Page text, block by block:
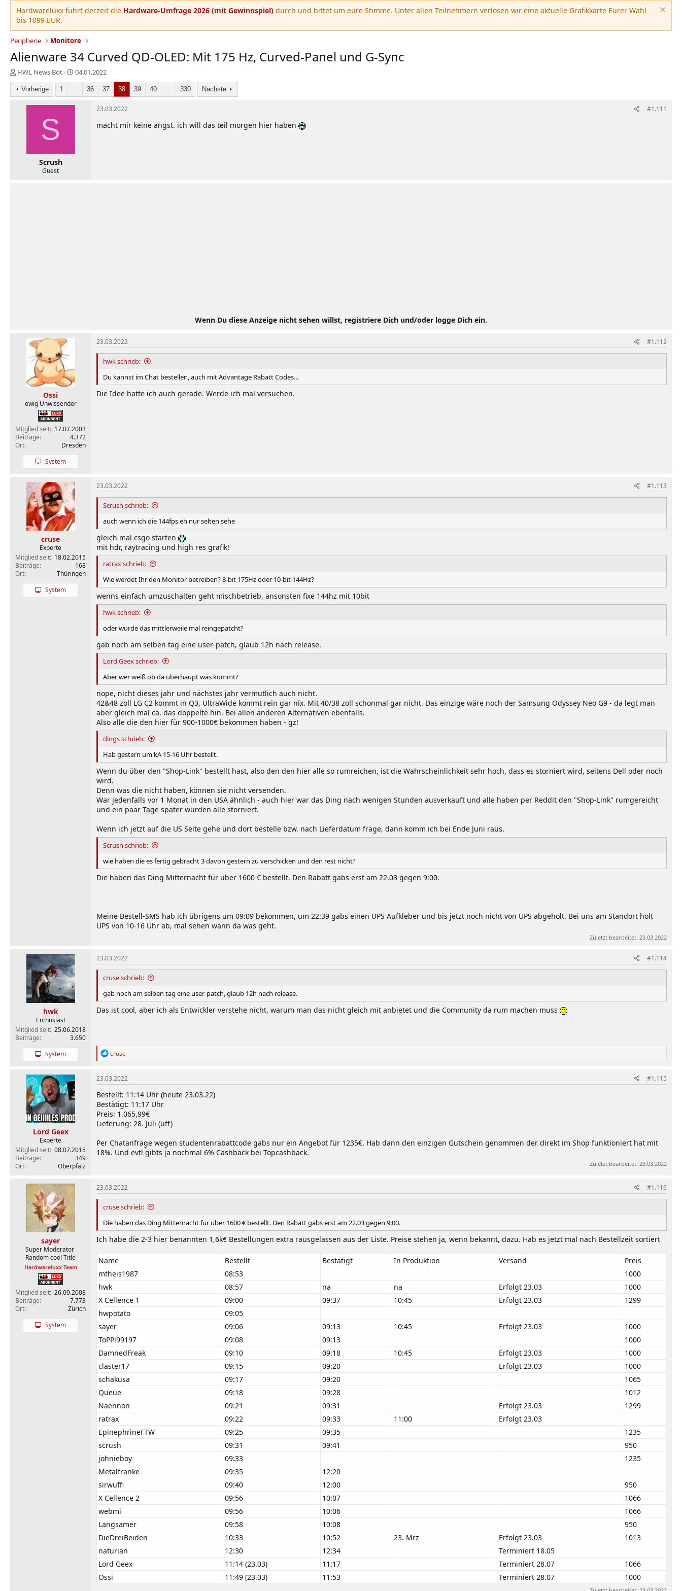
Hardwareluxx führt derzeit die Hardware-Umfrage 2026 (mit Gewinnspiel) durch und bittet um eure Stimme. Unter allen Teilnehmern verlosen wir eine aktuelle Grafikkarte Eurer Wahl
bis 1099 EUR.
Peripherie Monitore
Alienware 34 Curved QD-OLED: Mit 175 Hz, Curved-Panel und G-Sync
E
r
s
t
HWL News Bot
E
r
s
t
e
m
04.01.2022
Vorherige 1 ... 36 37 38 39 40 ... 330 Nächste
S
Scrush
Guest
23.03.2022 #1.111
macht mir keine angst. ich will das teil morgen hier haben
Wenn Du diese Anzeige nicht sehen willst, registriere Dich und/oder logge Dich ein.
Ossi
ewig Unwissender
Mitglied seit 17.07.2003
Beiträge
4.372
Ort
Dresden
System
23.03.2022 #1.112
hwk schrieb:
Du kannst im Chat bestellen, auch mit Advantage Rabatt Codes...
Die Idee hatte ich auch gerade. Werde ich mal versuchen.
cruse
Experte
Mitglied seit 18.02.2015
Beiträge
168
Ort
Thüringen
System
23.03.2022 #1.113
Scrush schrieb:
auch wenn ich die 144fps eh nur selten sehe
gleich mal csgo starten
mit hdr, raytracing und high res grafik!
ratrax schrieb:
Wie werdet Ihr den Monitor betreiben? 8-bit 175Hz oder 10-bit 144Hz?
wenns einfach umzuschalten geht mischbetrieb, ansonsten fixe 144hz mit 10bit
hwk schrieb:
oder wurde das mittlerweile mal reingepatcht?
gab noch am selben tag eine user-patch, glaub 12h nach release.
Lord Geex schrieb:
Aber wer weiß ob da überhaupt was kommt?
nope, nicht dieses jahr und nächstes jahr vermutlich auch nicht.
42&48 zoll LG C2 kommt in Q3, UltraWide kommt rein gar nix. Mit 40/38 zoll schonmal gar nicht. Das einzige wäre noch der Samsung Odyssey Neo G9 - da legt man
aber gleich mal ca. das doppelte hin. Bei allen anderen Alternativen ebenfalls.
Also alle die den hier für 900-1000€ bekommen haben - gz!
dings schrieb:
Hab gestern um kA 15-16 Uhr bestellt.
Wenn du über den "Shop-Link" bestellt hast, also den den hier alle so rumreichen, ist die Wahrscheinlichkeit sehr hoch, dass es storniert wird, seitens Dell oder noch
wird.
Denn was die nicht haben, können sie nicht versenden.
War jedenfalls vor 1 Monat in den USA ähnlich - auch hier war das Ding nach wenigen Stunden ausverkauft und alle haben per Reddit den "Shop-Link" rumgereicht
und ein paar Tage später wurden alle storniert.
Wenn ich jetzt auf die US Seite gehe und dort bestelle bzw. nach Lieferdatum frage, dann komm ich bei Ende Juni raus.
Scrush schrieb:
wie haben die es fertig gebracht 3 davon gestern zu verschicken und den rest nicht?
Die haben das Ding Mitternacht für über 1600 € bestellt. Den Rabatt gabs erst am 22.03 gegen 9:00.
Meine Bestell-SMS hab ich übrigens um 09:09 bekommen, um 22:39 gabs einen UPS Aufkleber und bis jetzt noch nicht von UPS abgeholt. Bei uns am Standort holt
UPS von 10-16 Uhr ab, mal sehen wann da was geht.
Zuletzt bearbeitet: 23.03.2022
hwk
Enthusiast
Mitglied seit 25.06.2018
Beiträge
3.650
System
23.03.2022 #1.114
cruse schrieb:
gab noch am selben tag eine user-patch, glaub 12h nach release.
Das ist cool, aber ich als Entwickler verstehe nicht, warum man das nicht gleich mit anbietet und die Community da rum machen muss
R
k
t
i
o
n
e
n
cruse
Lord Geex
Experte
Mitglied seit 08.07.2015
Beiträge
349
Ort
Oberpfalz
23.03.2022 #1.115
Bestellt: 11:14 Uhr (heute 23.03.22)
Bestätigt: 11:17 Uhr
Preis: 1.065,99€
Lieferung: 28. Juli (uff)
Per Chatanfrage wegen studentenrabattcode gabs nur ein Angebot für 1235€. Hab dann den einzigen Gutschein genommen der direkt im Shop funktioniert hat mit
18%. Und evtl gibts ja nochmal 6% Cashback bei Topcashback.
Zuletzt bearbeitet: 23.03.2022
sayer
Super Moderator
Random cool Title
Hardwareluxx Team
Mitglied seit 26.09.2008
Beiträge
7.773
Ort
Zürich
System
23.03.2022 #1.116
cruse schrieb:
Die haben das Ding Mitternacht für über 1600 € bestellt. Den Rabatt gabs erst am 22.03 gegen 9:00.
Ich habe die 2-3 hier benannten 1,6k€ Bestellungen extra rausgelassen aus der Liste. Preise stehen ja, wenn bekannt, dazu. Hab es jetzt mal nach Bestellzeit sortiert
Name Bestellt Bestätigt In Produktion Versand
Preis
mtheis1987
08:53
1000
hwk
08:57 na na Erfolgt 23.03
1000
X Cellence 1
09:00 09:37 10:45 Erfolgt 23.03
1299
hwpotato
09:05
sayer
09:06 09:13 10:45 Erfolgt 23.03
1000
ToPPi99197
09:08 09:13
1000
DamnedFreak
09:10 09:18 10:45 Erfolgt 23.03
1000
claster17
09:15 09:20 Erfolgt 23.03
1000
schakusa
09:17 09:20
1065
Queue
09:18 09:28
1012
Naennon
09:21 09:31 Erfolgt 23.03
1299
ratrax
09:22 09:33 11:00
Erfolgt 23.03
EpinephrineFTW
09:25 09:35
1235
scrush
09:31 09:41
950
johnieboy
09:33
1235
Metalfranke
09:35
12:20
sirwuffi
09:40 12:00
950
X Cellence 2
09:56 10:07
1066
webmi
09:56 10:06
1066
Langsamer
09:58 10:08
950
DieDreiBeiden
10:33 10:52 23. Mrz Erfolgt 23.03
1013
naturian
12:30 12:34
Terminiert 18.05
Lord Geex
11:14 (23.03) 11:17 Terminiert 28.07
1066
Ossi
11:49 (23.03) 11:53 Terminiert 28.07 1000